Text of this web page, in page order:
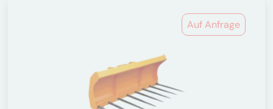
Auf Anfrage